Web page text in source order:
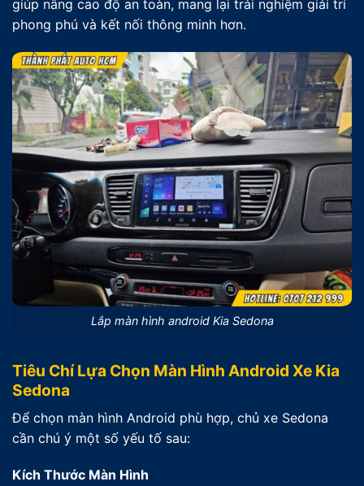
giúp nâng cao độ an toàn, mang lại trải nghiệm giải trí
phong phú và kết nối thông minh hơn.
Lắp màn hình android Kia Sedona
Tiêu Chí Lựa Chọn Màn Hình Android Xe Kia
Sedona
Để chọn màn hình Android phù hợp, chủ xe Sedona
cần chú ý một số yếu tố sau:
Kích Thước Màn Hình